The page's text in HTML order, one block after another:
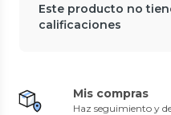
Este producto no
calificaciones
Mis compras
Haz seguimiento y